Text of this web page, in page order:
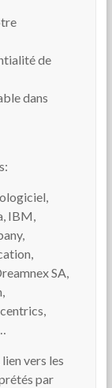
de
dans
IBM,
SA,
vers les
par